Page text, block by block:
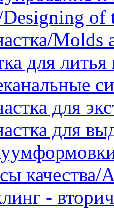
Designing of
Molds
для литья
для
для
качества/
-